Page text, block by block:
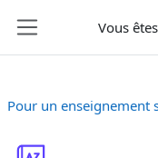
Vous